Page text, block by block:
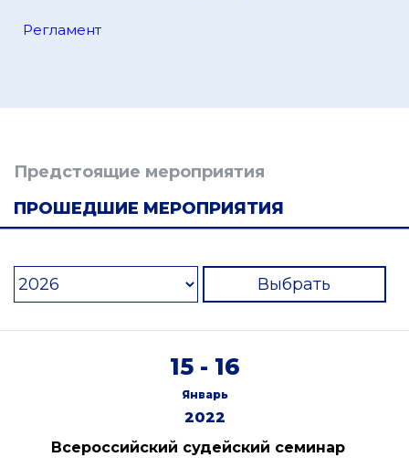
Регламент
Предстоящие мероприятия
ПРОШЕДШИЕ МЕРОПРИЯТИЯ
Выбрать
15 - 16
Январь
2022
Всероссийский судейский семинар